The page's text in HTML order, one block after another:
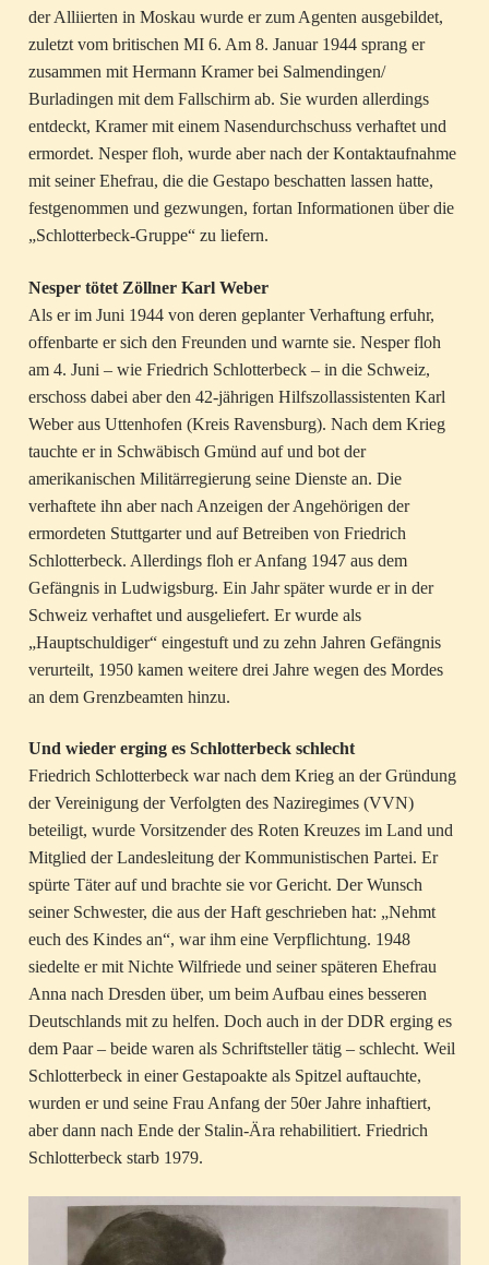
der Alliierten in Moskau wurde er zum Agenten ausgebildet,
zuletzt vom britischen MI 6. Am 8. Januar 1944 sprang er
zusammen mit Hermann Kramer bei Salmendingen/
Burladingen mit dem Fallschirm ab. Sie wurden allerdings
entdeckt, Kramer mit einem Nasendurchschuss verhaftet und
ermordet. Nesper floh, wurde aber nach der Kontaktaufnahme
mit seiner Ehefrau, die die Gestapo beschatten lassen hatte,
festgenommen und gezwungen, fortan Informationen über die
„Schlotterbeck-Gruppe“ zu liefern.
Nesper tötet Zöllner Karl Weber
Als er im Juni 1944 von deren geplanter Verhaftung erfuhr,
offenbarte er sich den Freunden und warnte sie. Nesper floh
am 4. Juni – wie Friedrich Schlotterbeck – in die Schweiz,
erschoss dabei aber den 42-jährigen Hilfszollassistenten Karl
Weber aus Uttenhofen (Kreis Ravensburg). Nach dem Krieg
tauchte er in Schwäbisch Gmünd auf und bot der
amerikanischen Militärregierung seine Dienste an. Die
verhaftete ihn aber nach Anzeigen der Angehörigen der
ermordeten Stuttgarter und auf Betreiben von Friedrich
Schlotterbeck. Allerdings floh er Anfang 1947 aus dem
Gefängnis in Ludwigsburg. Ein Jahr später wurde er in der
Schweiz verhaftet und ausgeliefert. Er wurde als
„Hauptschuldiger“ eingestuft und zu zehn Jahren Gefängnis
verurteilt, 1950 kamen weitere drei Jahre wegen des Mordes
an dem Grenzbeamten hinzu.
Und wieder erging es Schlotterbeck schlecht
Friedrich Schlotterbeck war nach dem Krieg an der Gründung
der Vereinigung der Verfolgten des Naziregimes (VVN)
beteiligt, wurde Vorsitzender des Roten Kreuzes im Land und
Mitglied der Landesleitung der Kommunistischen Partei. Er
spürte Täter auf und brachte sie vor Gericht. Der Wunsch
seiner Schwester, die aus der Haft geschrieben hat: „Nehmt
euch des Kindes an“, war ihm eine Verpflichtung. 1948
siedelte er mit Nichte Wilfriede und seiner späteren Ehefrau
Anna nach Dresden über, um beim Aufbau eines besseren
Deutschlands mit zu helfen. Doch auch in der DDR erging es
dem Paar – beide waren als Schriftsteller tätig – schlecht. Weil
Schlotterbeck in einer Gestapoakte als Spitzel auftauchte,
wurden er und seine Frau Anfang der 50er Jahre inhaftiert,
aber dann nach Ende der Stalin-Ära rehabilitiert. Friedrich
Schlotterbeck starb 1979.